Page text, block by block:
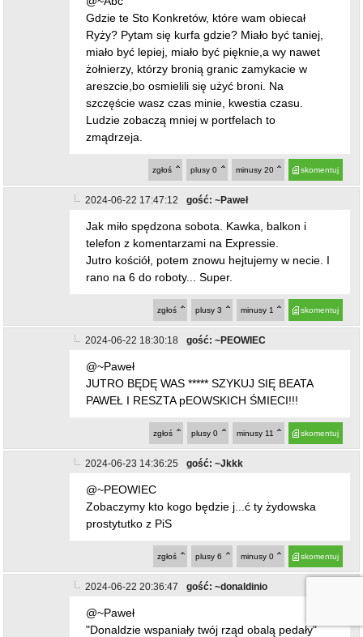
Gdzie te Sto Konkretów, które wam obiecał
Ryży? Pytam się kurfa gdzie? Miało być taniej,
miało być lepiej, miało być pięknie,a wy nawet
żołnierzy, którzy bronią granic zamykacie w
areszcie,bo osmielili się użyć broni. Na
szczęście wasz czas minie, kwestia czasu.
Ludzie zobaczą mniej w portfelach to
zmądrzeja.
skomentuj
minusy 20
plusy 0
zgłoś
2024-06-22 17:47:12 gość: ~Paweł
Jak miło spędzona sobota. Kawka, balkon i
telefon z komentarzami na Expressie.
Jutro kościół, potem znowu hejtujemy w necie. I
rano na 6 do roboty... Super.
skomentuj
minusy 1
plusy 3
zgłoś
2024-06-22 18:30:18 gość: ~PEOWIEC
@~Paweł
JUTRO BĘDĘ WAS ***** SZYKUJ SIĘ BEATA
PAWEŁ I RESZTA pEOWSKICH ŚMIECI!!!
skomentuj
minusy 11
plusy 0
zgłoś
2024-06-23 14:36:25 gość: ~Jkkk
@~PEOWIEC
Zobaczymy kto kogo będzie j...ć ty żydowska
prostytutko z PiS
skomentuj
minusy 0
plusy 6
zgłoś
2024-06-22 20:36:47 gość: ~donaldinio
@~Paweł
"Donaldzie wspaniały twój rząd obalą pedały"